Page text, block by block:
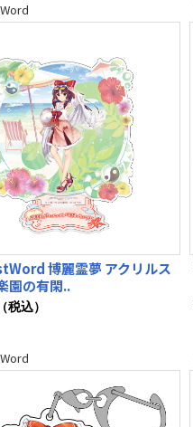
博麗霊夢 アクリルス
園の有閑..
込）